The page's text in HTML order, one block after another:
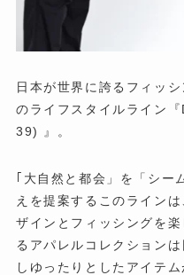
日本が世界に誇るフィッ
のライフスタイルライン
39) 』。
｢大自然と都会」を「シ
えを提案するこのライン
ザインとフィッシングを
るアパレルコレクション
しゆったりとしたアイテ